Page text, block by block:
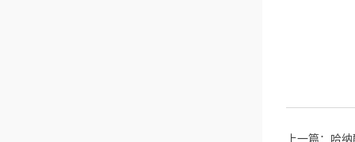
上一篇： 哈